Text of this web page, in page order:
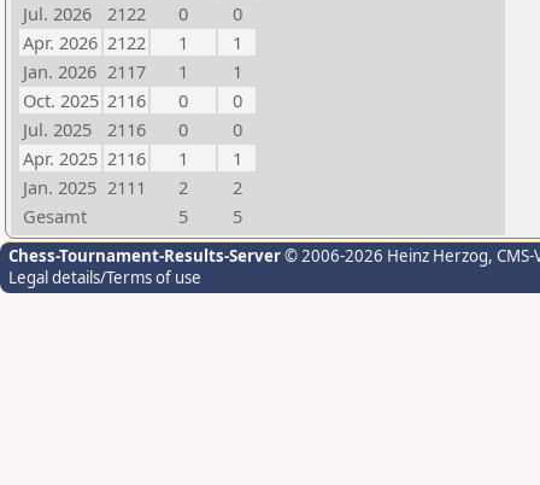
Jul. 2026
2122 0
0
Apr. 2026 2122 1
1
Jan. 2026 2117 1
1
Oct. 2025 2116 0
0
Jul. 2025
2116 0
0
Apr. 2025 2116 1
1
Jan. 2025 2111 2
2
Gesamt
5 5
Chess-Tournament-Results-Server© 2006-2026 Heinz Herzog,
Legal details/Terms of use